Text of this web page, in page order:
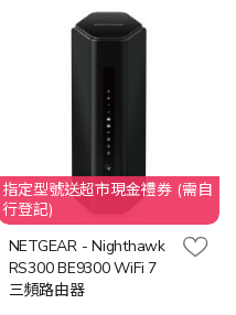
指定型號送超市現金禮券 (需自
行登記)
NETGEAR - Nighthawk
RS300 BE9300 WiFi 7
三頻路由器